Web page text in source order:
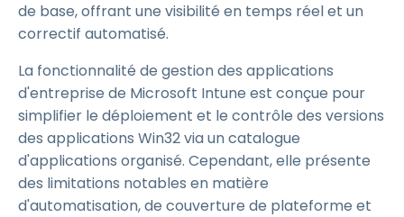
de base, offrant une visibilité en temps réel et un
correctif automatisé.
La fonctionnalité de gestion des applications
d'entreprise de Microsoft Intune est conçue pour
simplifier le déploiement et le contrôle des versions
des applications Win32 via un catalogue
d'applications organisé. Cependant, elle présente
des limitations notables en matière
d'automatisation, de couverture de plateforme et